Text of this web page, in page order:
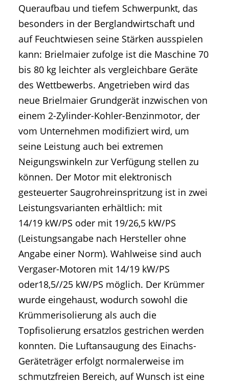
Queraufbau und tiefem Schwerpunkt, das
besonders in der Berglandwirtschaft und
auf Feuchtwiesen seine Stärken ausspielen
kann: Brielmaier zufolge ist die Maschine 70
bis 80 kg leichter als vergleichbare Geräte
des Wettbewerbs. Angetrieben wird das
neue Brielmaier Grundgerät inzwischen von
einem 2-Zylinder-Kohler-Benzinmotor, der
vom Unternehmen modifiziert wird, um
seine Leistung auch bei extremen
Neigungswinkeln zur Verfügung stellen zu
können. Der Motor mit elektronisch
gesteuerter Saugrohreinspritzung ist in zwei
Leistungsvarianten erhältlich: mit
14/19 kW/PS oder mit 19/26,5 kW/PS
(Leistungsangabe nach Hersteller ohne
Angabe einer Norm). Wahlweise sind auch
Vergaser-Motoren mit 14/19 kW/PS
oder18,5//25 kW/PS möglich. Der Krümmer
wurde eingehaust, wodurch sowohl die
Krümmerisolierung als auch die
Topfisolierung ersatzlos gestrichen werden
konnten. Die Luftansaugung des Einachs-
Geräteträger erfolgt normalerweise im
schmutzfreien Bereich, auf Wunsch ist eine